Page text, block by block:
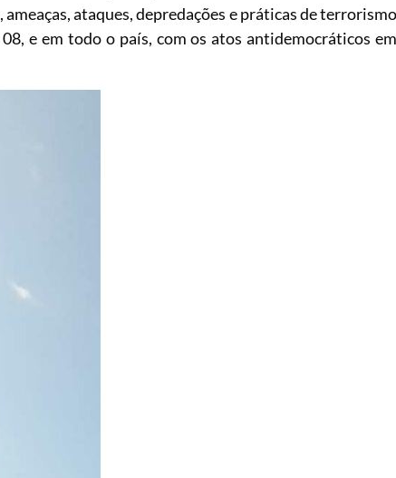
ataques, depredações e práticas de terrorismo
e em todo o país, com os atos antidemocráticos em